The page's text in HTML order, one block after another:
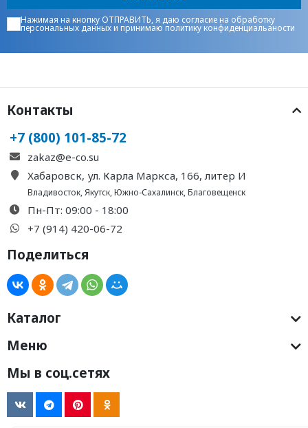
Нажимая на кнопку ОТПРАВИТЬ, я даю согласие на обработку
персональных данныхи принимаюполитику конфиденциальаности
Контакты
+7 (800) 101-85-72
zakaz@e-co.su
Хабаровск, ул. Карла Маркса, 166, литер И
Владивосток,Якутск,Южно-Сахалинск,Благовещенск
Пн-Пт: 09:00 - 18:00
+7 (914) 420-06-72
Поделиться
Каталог
Меню
Мы в соц.сетях